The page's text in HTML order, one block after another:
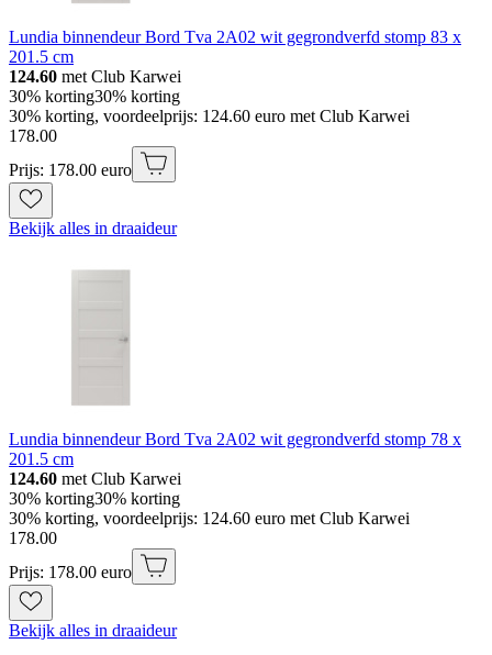
Lundia binnendeur Bord Tva 2A02 wit gegrondverfd stomp 83 x
201.5 cm
124.60 met Club Karwei
30% korting30% korting
30% korting, voordeelprijs: 124.60 euro met Club Karwei
178.00
Prijs: 178.00 euro
Bekijk alles in draaideur
Lundia binnendeur Bord Tva 2A02 wit gegrondverfd stomp 78 x
201.5 cm
124.60 met Club Karwei
30% korting30% korting
30% korting, voordeelprijs: 124.60 euro met Club Karwei
178.00
Prijs: 178.00 euro
Bekijk alles in draaideur